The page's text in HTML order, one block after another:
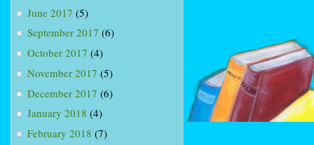
June 2017 (5)
September 2017 (6)
October 2017 (4)
November 2017 (5)
December 2017 (6)
January 2018 (4)
February 2018 (7)